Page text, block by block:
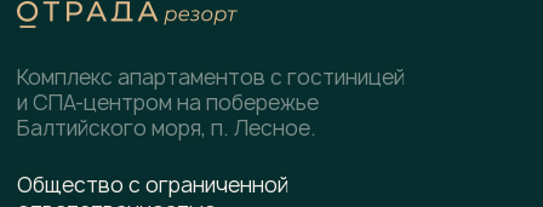
Гостиница
Подобрать планировку